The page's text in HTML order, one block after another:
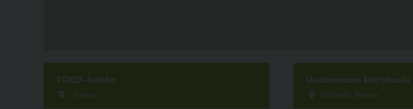
TOKO-luokka
, Vantaa
Uudenmaan koirakoulu
Hakunila, Vantaa